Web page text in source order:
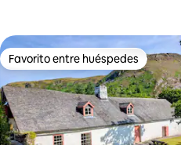
Favorito entre huéspedes
Favorito entre huéspedes